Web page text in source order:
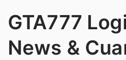
GTA777
News &